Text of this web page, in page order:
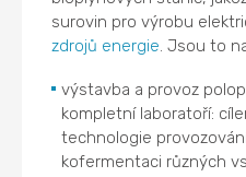
surovin pro výrobu
zdrojů energie. Jsou to
výstavba a provoz
kompletní laboratoří:
technologie
kofermentaci různých